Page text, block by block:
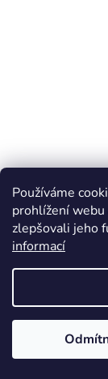
Používáme
prohlížení webu
zlepšovali jeho
informací